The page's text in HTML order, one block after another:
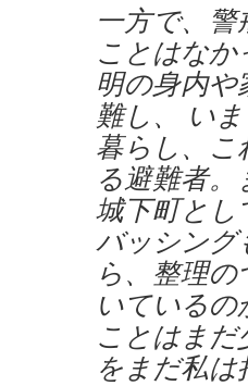
一方で、
ことはな
明の身内
難し、 い
暮らし、こ
る避難者
城下町とし
バッシング
ら、整理
いている
ことはま
をまだ私